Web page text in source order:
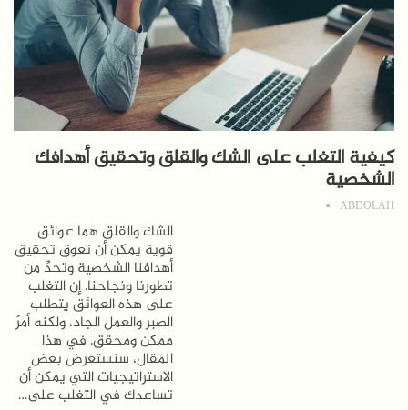
كيفية التغلب على الشك والقلق وتحقيق أهدافك
الشخصية
ABDOLAH
الشك والقلق هما عوائق
قوية يمكن أن تعوق تحقيق
أهدافنا الشخصية وتحدِّ من
تطورنا ونجاحنا. إن التغلب
على هذه العوائق يتطلب
الصبر والعمل الجاد، ولكنه أمرٌ
ممكن ومحقق. في هذا
المقال، سنستعرض بعض
الاستراتيجيات التي يمكن أن
تساعدك في التغلب على…